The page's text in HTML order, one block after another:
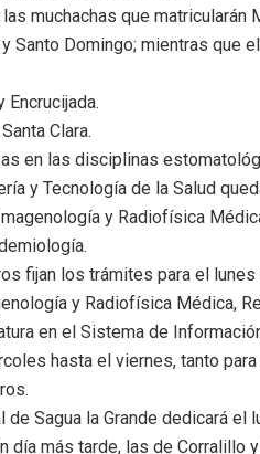
muchachas que
y Santo Domingo; mientras que
Clara.
en las disciplinas
y Tecnología de la Salud
y Radiofísica
fijan los trámites para el
y Radiofísica Médica,
en el Sistema de
hasta el viernes, tanto
de Sagua la Grande dedicará
día más tarde, las de